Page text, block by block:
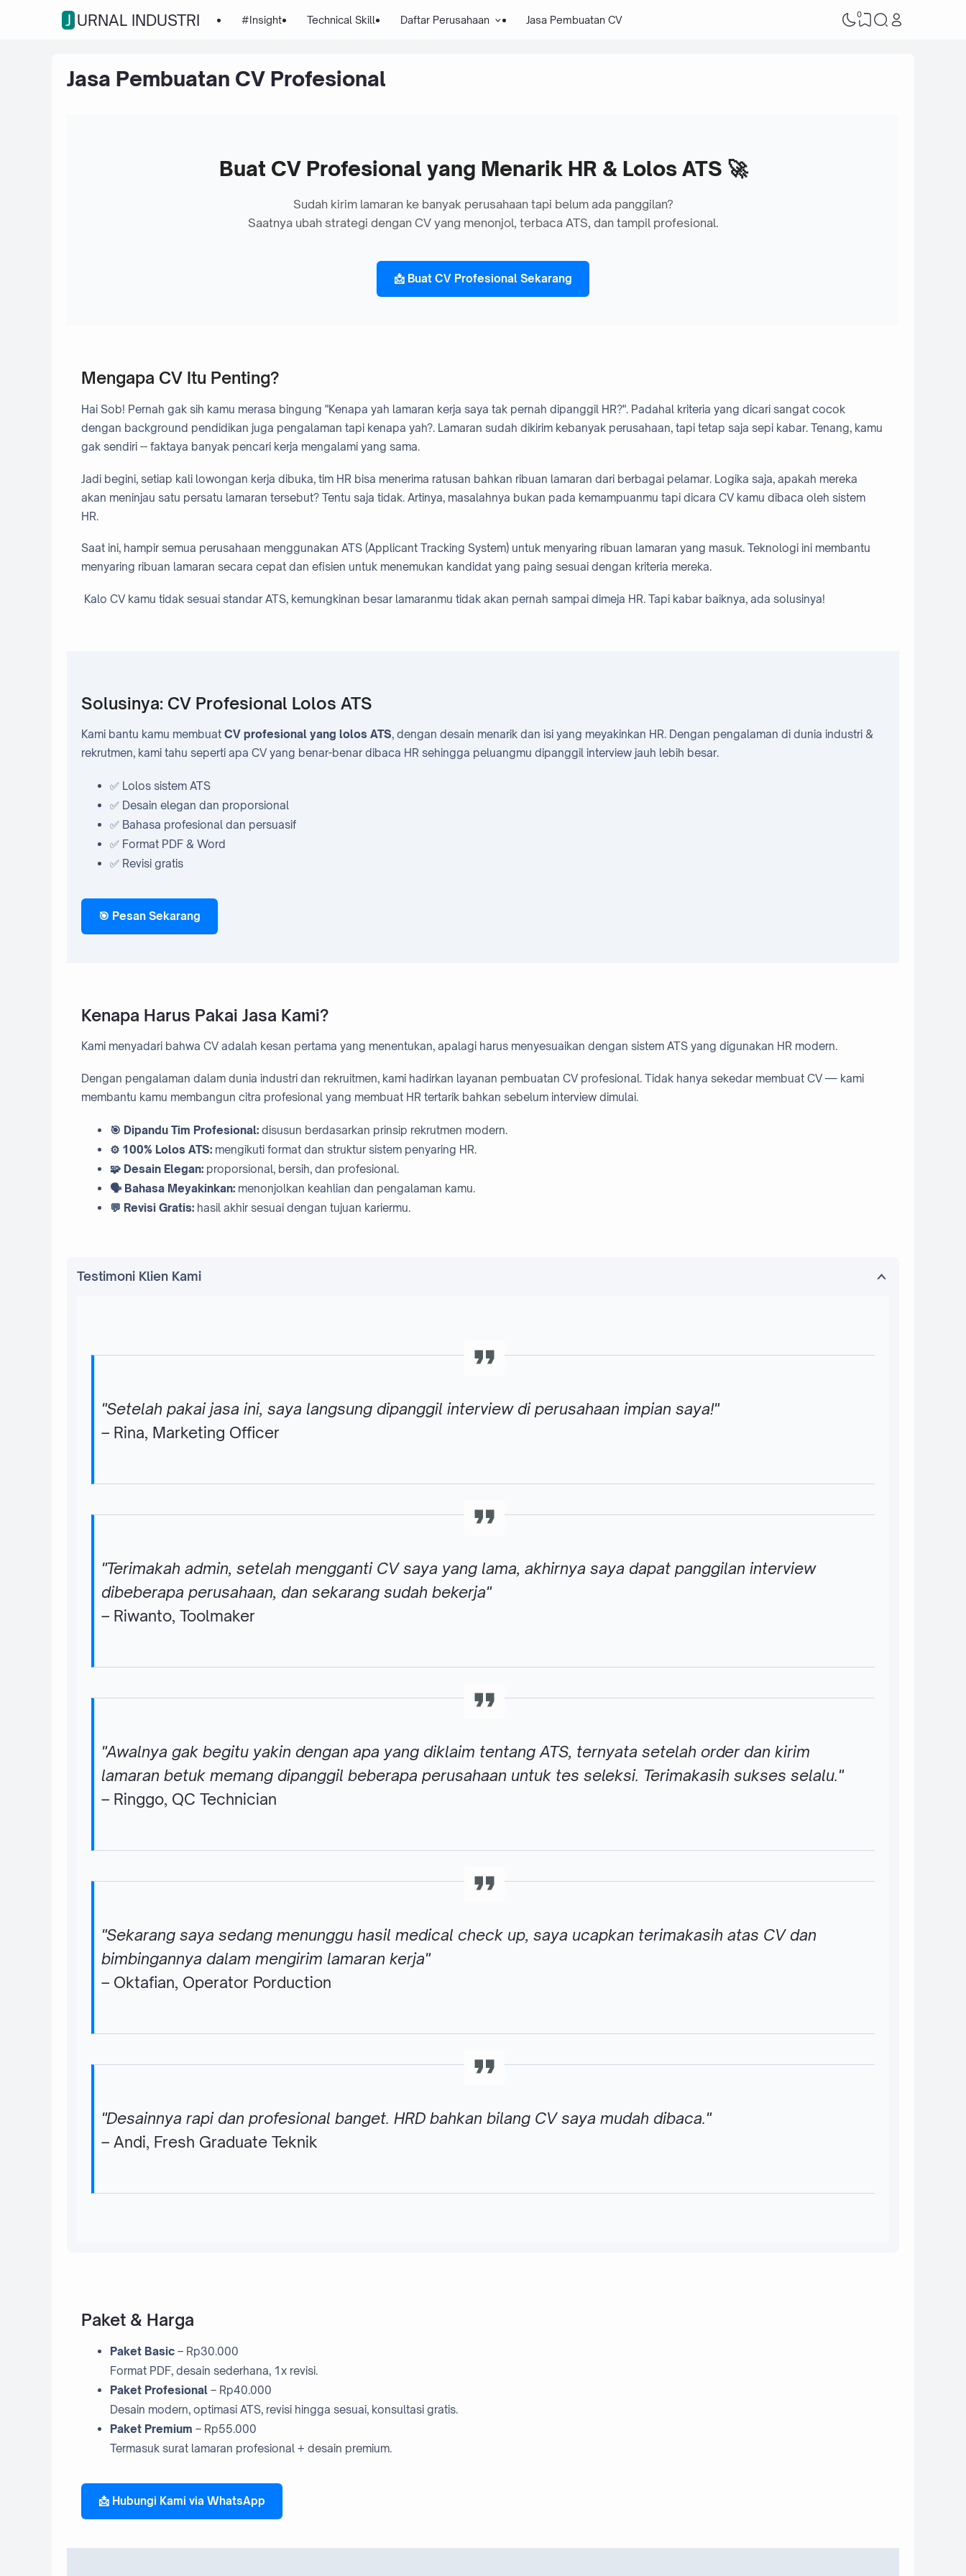
JURNAL INDUSTRI #Insight Technical Skill Daftar Perusahaan Jasa Pembuatan CV 0
Jasa Pembuatan CV Profesional
Buat CV Profesional yang Menarik HR & Lolos ATS 🚀
Sudah kirim lamaran ke banyak perusahaan tapi belum ada panggilan?
Saatnya ubah strategi dengan CV yang menonjol, terbaca ATS, dan tampil profesional.
📩 Buat CV Profesional Sekarang
Mengapa CV Itu Penting?
Hai Sob! Pernah gak sih kamu merasa bingung "Kenapa yah lamaran kerja saya tak pernah dipanggil HR?". Padahal kriteria yang dicari sangat cocok
dengan background pendidikan juga pengalaman tapi kenapa yah?. Lamaran sudah dikirim kebanyak perusahaan, tapi tetap saja sepi kabar. Tenang, kamu
gak sendiri -- faktaya banyak pencari kerja mengalami yang sama.
Jadi begini, setiap kali lowongan kerja dibuka, tim HR bisa menerima ratusan bahkan ribuan lamaran dari berbagai pelamar. Logika saja, apakah mereka
akan meninjau satu persatu lamaran tersebut? Tentu saja tidak. Artinya, masalahnya bukan pada kemampuanmu tapi dicara CV kamu dibaca oleh sistem
HR.
Saat ini, hampir semua perusahaan menggunakan ATS (Applicant Tracking System) untuk menyaring ribuan lamaran yang masuk. Teknologi ini membantu
menyaring ribuan lamaran secara cepat dan efisien untuk menemukan kandidat yang paing sesuai dengan kriteria mereka.
Kalo CV kamu tidak sesuai standar ATS, kemungkinan besar lamaranmu tidak akan pernah sampai dimeja HR. Tapi kabar baiknya, ada solusinya!
Solusinya: CV Profesional Lolos ATS
Kami bantu kamu membuat CV profesional yang lolos ATS, dengan desain menarik dan isi yang meyakinkan HR. Dengan pengalaman di dunia industri &
rekrutmen, kami tahu seperti apa CV yang benar-benar dibaca HR sehingga peluangmu dipanggil interview jauh lebih besar.
✅ Lolos sistem ATS
✅ Desain elegan dan proporsional
✅ Bahasa profesional dan persuasif
✅ Format PDF & Word
✅ Revisi gratis
🎯 Pesan Sekarang
Kenapa Harus Pakai Jasa Kami?
Kami menyadari bahwa CV adalah kesan pertama yang menentukan, apalagi harus menyesuaikan dengan sistem ATS yang digunakan HR modern.
Dengan pengalaman dalam dunia industri dan rekruitmen, kami hadirkan layanan pembuatan CV profesional. Tidak hanya sekedar membuat CV — kami
membantu kamu membangun citra profesional yang membuat HR tertarik bahkan sebelum interview dimulai.
🎯 Dipandu Tim Profesional: disusun berdasarkan prinsip rekrutmen modern.
⚙️ 100% Lolos ATS: mengikuti format dan struktur sistem penyaring HR.
🧩 Desain Elegan: proporsional, bersih, dan profesional.
🗣️ Bahasa Meyakinkan: menonjolkan keahlian dan pengalaman kamu.
💬 Revisi Gratis: hasil akhir sesuai dengan tujuan kariermu.
Testimoni Klien Kami
"Setelah pakai jasa ini, saya langsung dipanggil interview di perusahaan impian saya!"
– Rina, Marketing Officer
"Terimakah admin, setelah mengganti CV saya yang lama, akhirnya saya dapat panggilan interview
dibeberapa perusahaan, dan sekarang sudah bekerja"
– Riwanto, Toolmaker
"Awalnya gak begitu yakin dengan apa yang diklaim tentang ATS, ternyata setelah order dan kirim
lamaran betuk memang dipanggil beberapa perusahaan untuk tes seleksi. Terimakasih sukses selalu."
– Ringgo, QC Technician
"Sekarang saya sedang menunggu hasil medical check up, saya ucapkan terimakasih atas CV dan
bimbingannya dalam mengirim lamaran kerja"
– Oktafian, Operator Porduction
"Desainnya rapi dan profesional banget. HRD bahkan bilang CV saya mudah dibaca."
– Andi, Fresh Graduate Teknik
Paket & Harga
Paket Basic – Rp30.000
Format PDF, desain sederhana, 1x revisi.
Paket Profesional – Rp40.000
Desain modern, optimasi ATS, revisi hingga sesuai, konsultasi gratis.
Paket Premium – Rp55.000
Termasuk surat lamaran profesional + desain premium.
📩 Hubungi Kami via WhatsApp